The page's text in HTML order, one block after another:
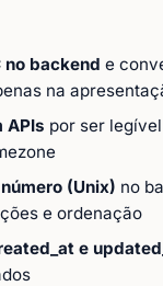
no backend e
na
APIs por ser
(Unix) no
e ordenação
e